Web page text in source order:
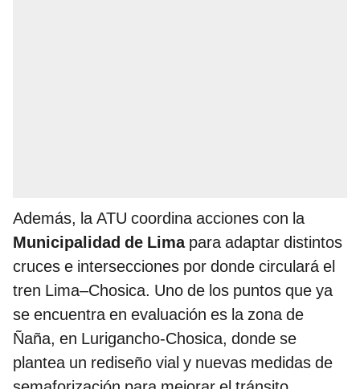
Además, la ATU coordina acciones con la
Municipalidad de Limapara adaptar distintos
cruces e intersecciones por donde circulará el
tren Lima–Chosica. Uno de los puntos que ya
se encuentra en evaluación es la zona de
Ñaña, en Lurigancho-Chosica, donde se
plantea un rediseño vial y nuevas medidas de